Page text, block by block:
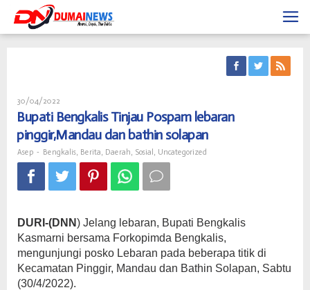
content
30/04/2022
Bupati Bengkalis Tinjau Pospam lebaran
pinggir,Mandau dan bathin solapan
Asep - Bengkalis Berita Daerah Sosial Uncategorized
DURI-(DNN) Jelang lebaran, Bupati Bengkalis
Kasmarni bersama Forkopimda Bengkalis,
mengunjungi posko Lebaran pada beberapa titik di
Kecamatan Pinggir, Mandau dan Bathin Solapan, Sabtu
(30/4/2022).